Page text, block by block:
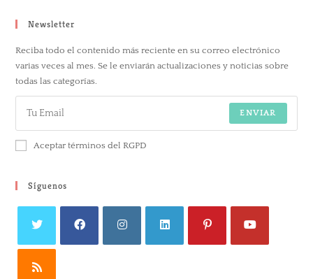
Newsletter
Reciba todo el contenido más reciente en su correo electrónico
varias veces al mes. Se le enviarán actualizaciones y noticias sobre
todas las categorías.
ENVIAR
Aceptar términos del RGPD
Síguenos